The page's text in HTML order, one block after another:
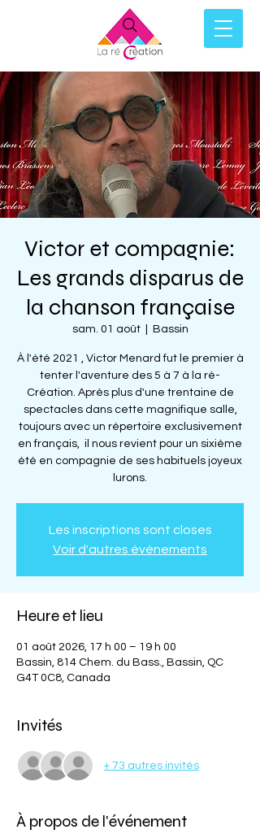
Victor et compagnie:
Les grands disparus de
la chanson française
sam. 01 août
  |
Bassin
À l'été 2021 , Victor Menard fut le premier à
tenter l'aventure des 5 à 7 à la ré-
Création. Après plus d'une trentaine de
spectacles dans cette magnifique salle,
toujours avec un répertoire exclusivement
en français, il nous revient pour un sixième
été en compagnie de ses habituels joyeux
lurons.
Les inscriptions sont closes
Voir d'autres événements
Heure et lieu
01 août 2026, 17 h 00 – 19 h 00
Bassin, 814 Chem. du Bass., Bassin, QC
G4T 0C8, Canada
Invités
+ 73 autres invités
À propos de l'événement